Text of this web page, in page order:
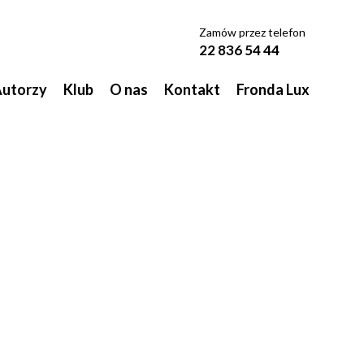
Zamów przez telefon
22 836 54 44
Klub O nas Kontakt Fronda Lux